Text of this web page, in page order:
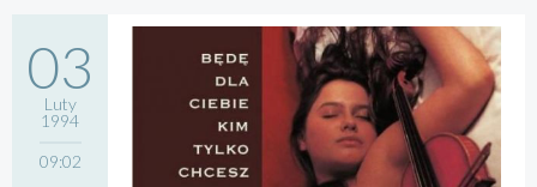
03
Luty
1994
09:02